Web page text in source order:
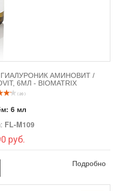
ГИАЛУРОНИК АМИНОВИТ /
6МЛ - BIOMATRIX
( 20 )
6 мл
FL-M109
руб.
Подробно